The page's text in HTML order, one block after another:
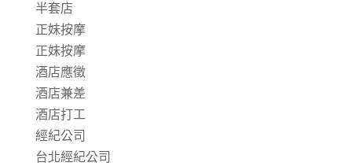
半套店
正妹按摩
正妹按摩
酒店應徵
酒店兼差
酒店打工
經紀公司
台北經紀公司